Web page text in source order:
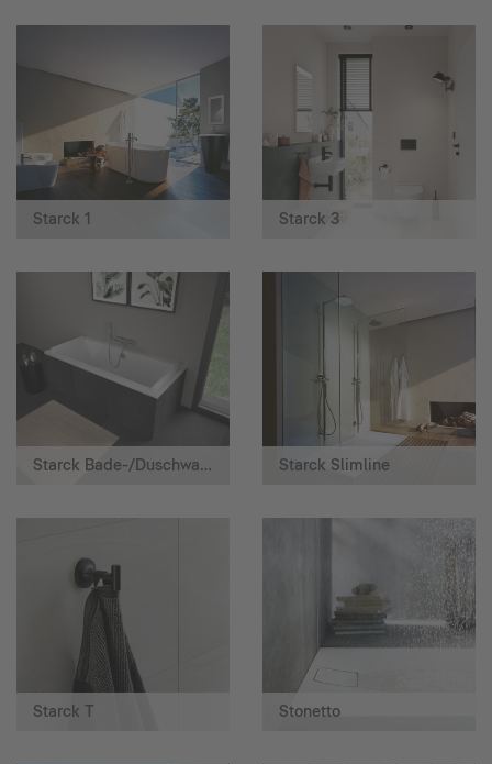
Starck 1 Starck 3
Starck Bade-/Duschwannen Starck Slimline
Starck T Stonetto